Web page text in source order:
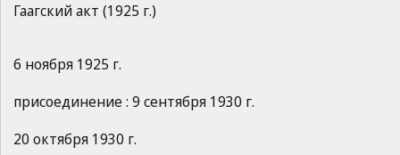
Гаагский акт (1925 г.)
6 ноября 1925 г.
присоединение : 9 сентября 1930 г.
20 октября 1930 г.